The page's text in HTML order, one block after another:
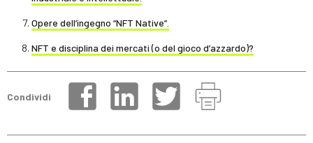
Opere dell’ingegno “NFT Native”.
NFT e disciplina dei mercati (o del gioco d’azzardo)?
Condividi